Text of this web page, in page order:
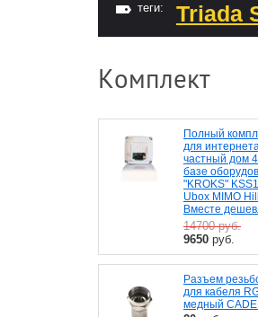
теги: Triada
Комплект
Полный
для
частный дом
базе
"KROKS"
Ubox MIMO
Вместе
14700руб.
9650 руб.
Разъем
для кабеля
медный